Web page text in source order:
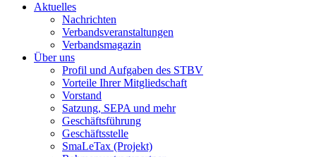
Aktuelles
Nachrichten
Verbandsveranstaltungen
Verbandsmagazin
Über uns
Profil und Aufgaben des STBV
Vorteile Ihrer Mitgliedschaft
Vorstand
Satzung, SEPA und mehr
Geschäftsführung
Geschäftsstelle
SmaLeTax (Projekt)